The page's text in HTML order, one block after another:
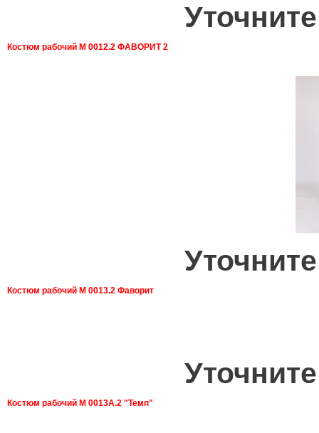
Костюм рабочий М 0012.2 ФАВОРИТ 2
Костюм рабочий М 0013.2 Фаворит
Костюм рабочий М 0013А.2 "Темп"